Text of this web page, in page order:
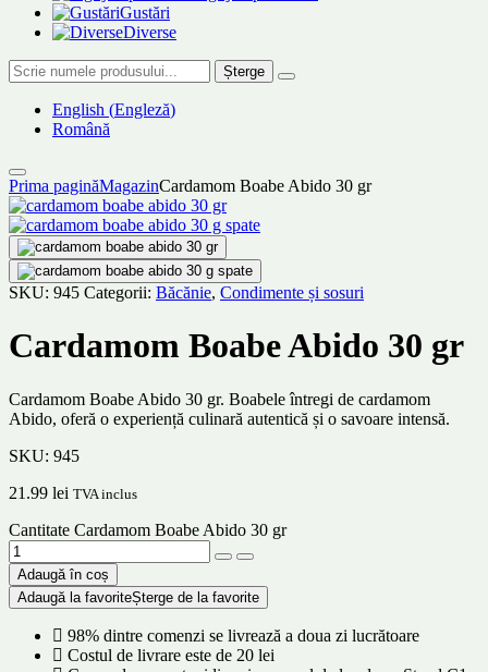
Gustări
Diverse
Șterge
English (Engleză)
Română
Prima paginăMagazinCardamom Boabe Abido 30 gr
SKU: 945 Categorii: Băcănie, Condimente și sosuri
Cardamom Boabe Abido 30 gr
Cardamom Boabe Abido 30 gr. Boabele întregi de cardamom
Abido, oferă o experiență culinară autentică și o savoare intensă.
SKU: 945
21.99 lei TVA inclus
Cantitate Cardamom Boabe Abido 30 gr
Adaugă în coș
Adaugă la favoriteȘterge de la favorite
98% dintre comenzi se livrează a doua zi lucrătoare
Costul de livrare este de 20 lei